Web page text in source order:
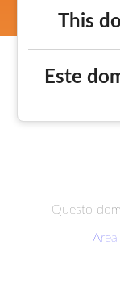
This
Este
Questo